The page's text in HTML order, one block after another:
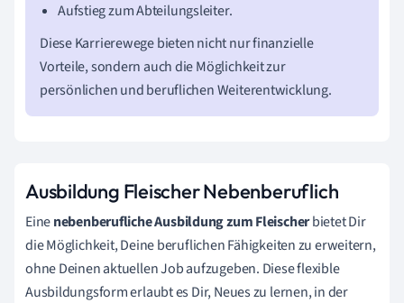
Aufstieg zum Abteilungsleiter.
Diese Karrierewege bieten nicht nur finanzielle
Vorteile, sondern auch die Möglichkeit zur
persönlichen und beruflichen Weiterentwicklung.
Ausbildung Fleischer Nebenberuflich
Einenebenberufliche Ausbildung zum Fleischerbietet Dir
die Möglichkeit, Deine beruflichen Fähigkeiten zu erweitern,
ohne Deinen aktuellen Job aufzugeben. Diese flexible
Ausbildungsform erlaubt es Dir, Neues zu lernen, in der